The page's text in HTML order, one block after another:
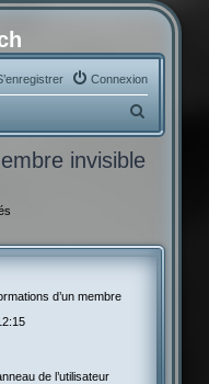
Connexion
e
r
invisible
d’un membre
de l’utilisateur